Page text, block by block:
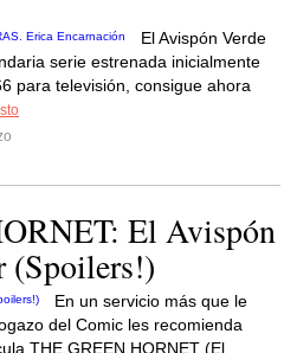
El Avispón Verde
serie estrenada inicialmente
para televisión, consigue ahora
El Avispón
(Spoilers!)
En un servicio más que le
del Comic les recomienda
THE GREEN HORNET (El